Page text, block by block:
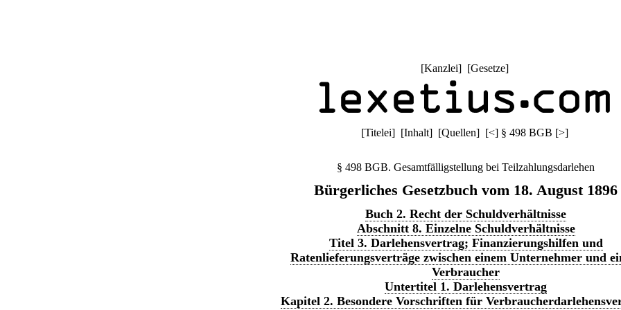
[Kanzlei] [Gesetze]
[Titelei] [Inhalt] [Quellen] [<] § 498 BGB [>]
§ 498 BGB. Gesamtfälligstellung bei Teilzahlungsdarlehen
Bürgerliches Gesetzbuch vom 18. August 1896
Buch 2. Recht der Schuldverhältnisse
Abschnitt 8. Einzelne Schuldverhältnisse
Titel 3. Darlehensvertrag; Finanzierungshilfen und
Ratenlieferungsverträge zwischen einem Unternehmer und
Verbraucher
Untertitel 1. Darlehensvertrag
Kapitel 2. Besondere Vorschriften für